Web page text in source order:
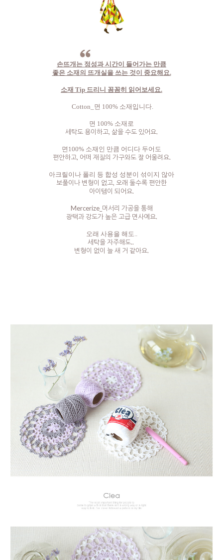
손뜨개는 정성과 시간이 들어가는 만큼
좋은 소재의 뜨개실을 쓰는 것이 중요해요.
소재 Tip 드리니 꼼꼼히 읽어보세요.
Cotton_면 100% 소재입니다.
면 100% 소재로
세탁도 용이하고, 삶을 수도 있어요.
면100% 소재인 만큼 어디다 두어도
편안하고, 어떠 재질의 가구와도 잘 어울려요.
아크릴이나 폴리 등 합성 성분이 섞이지 않아
보풀이나 변형이 없고, 오래 둘수록 편안한
아이템이 되어요.
Mercerize_머서리 가공을 통해
광택과 강도가 높은 고급 면사예요.
오래 사용을 해도..
세탁을 자주해도..
변형이 없이 늘 새 거 같아요.